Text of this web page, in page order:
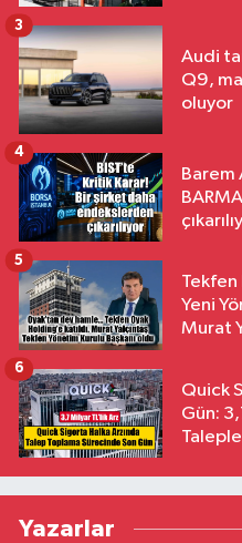
Audi
Q9,
oluyor
3
Barem
4
Yeni
Murat
5
Quick
Gün:
6
Yazarlar